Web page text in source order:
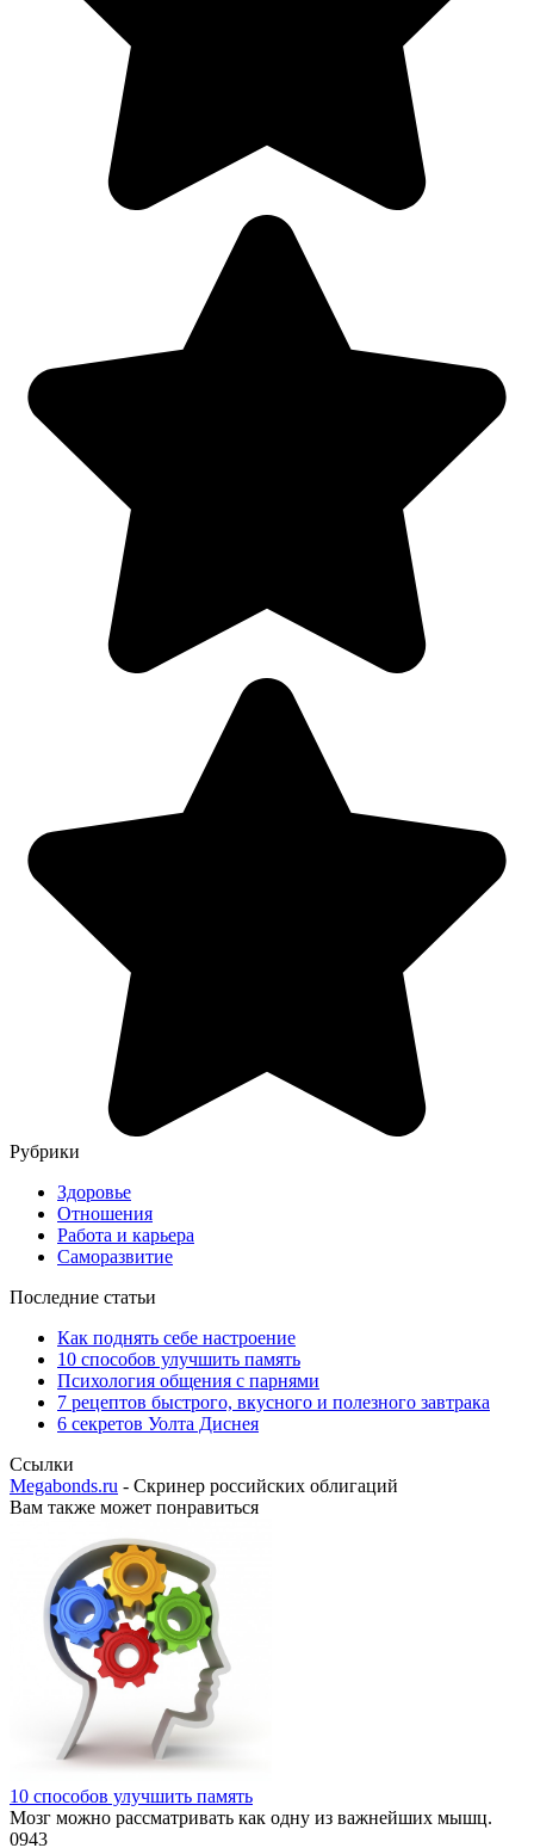
Рубрики
Здоровье
Отношения
Работа и карьера
Саморазвитие
Последние статьи
Как поднять себе настроение
10 способов улучшить память
Психология общения с парнями
7 рецептов быстрого, вкусного и полезного завтрака
6 секретов Уолта Диснея
Ссылки
Megabonds.ru - Скринер российских облигаций
Вам также может понравиться
10 способов улучшить память
Мозг можно рассматривать как одну из важнейших мышц.
0943